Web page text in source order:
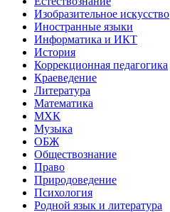
Изобразительное искусство
Иностранные языки
Информатика и ИКТ
История
Коррекционная педагогика
Краеведение
Литература
Математика
МХК
Музыка
ОБЖ
Обществознание
Право
Природоведение
Психология
Родной язык и литература